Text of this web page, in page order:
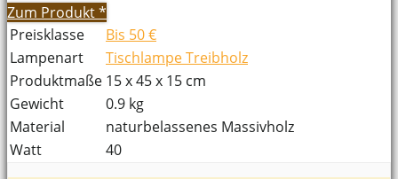
Zum Produkt*
Preisklasse
Bis 50 €
Lampenart
Tischlampe Treibholz
Produktmaße 15 x 45 x 15 cm
Gewicht
0.9 kg
Material
naturbelassenes Massivholz
Watt
40